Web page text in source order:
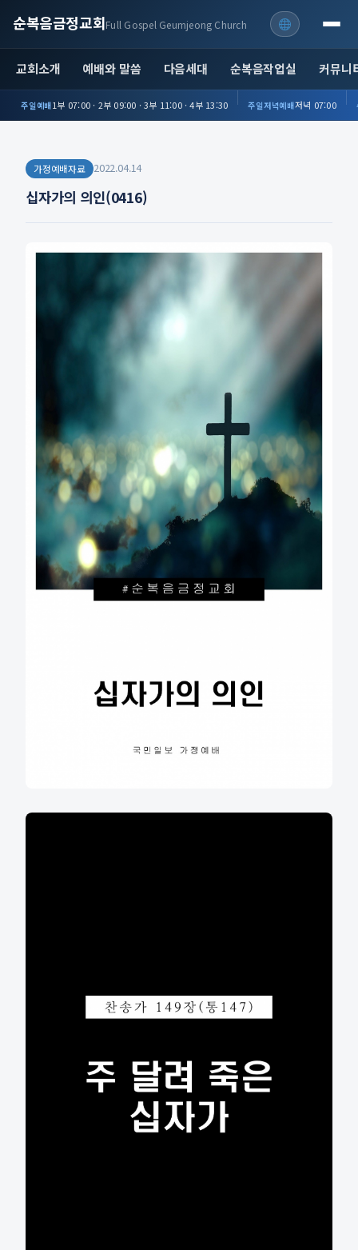
순복음금정교회Full Gospel Geumjeong Church
교회소개 예배와 말씀 다음세대 순복음작업실 커뮤니
주일예배1부 07:00 · 2부 09:00 · 3부 11:00 · 4부 13:30 주일저녁예배저녁 07:00
가정예배자료 2022.04.14
십자가의 의인(0416)